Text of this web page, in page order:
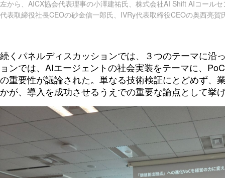
左から、AICX協会代表理事の小澤建祐氏、株式会社AI Shift AIコール
代表取締役社長CEOの砂金信一郎氏、IVRy代表取締役CEOの奥西亮
続くパネルディスカッションでは、３つのテーマに沿
ョンでは、AIエージェントの社会実装をテーマに、
の重要性が議論された。単なる技術検証にとどめず、
かが、導入を成功させるうえでの重要な論点として挙